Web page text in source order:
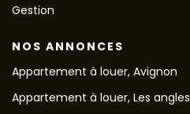
Gestion
NOS ANNONCES
Appartement à louer, Avignon
Appartement à louer, Les angles